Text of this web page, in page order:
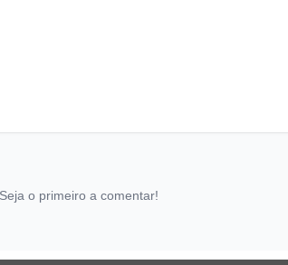
Seja o primeiro a comentar!